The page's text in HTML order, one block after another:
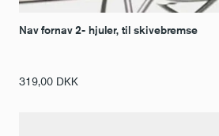
Nav fornav 2- hjuler, til skivebremse
319,00 DKK